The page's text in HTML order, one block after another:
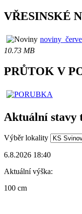
VŘESINSKÉ
10.73 MB
PRŮTOK V
Aktuální stavy
Výběr lokality
6.8.2026 18:40
Aktuální výška:
100 cm